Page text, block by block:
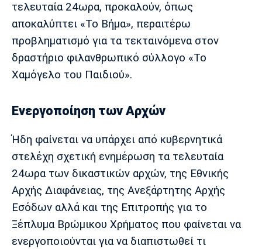
Μπενφίκα
τελευταία 24ωρα, προκαλούν, όπως
αποκαλύπτει «Το Βήμα», περαιτέρω
προβληματισμό για τα τεκταινόμενα στον
δραστήριο φιλανθρωπικό σύλλογο «Το
Χαμόγελο του Παιδιού».
Ενεργοποίηση των Αρχών
Ήδη φαίνεται να υπάρχει από κυβερνητικά
στελέχη σχετική ενημέρωση τα τελευταία
24ωρα των δικαστικών αρχών, της Εθνικής
Αρχής Διαφάνειας, της Ανεξάρτητης Αρχής
Εσόδων αλλά και της Επιτροπής για το
Ξέπλυμα Βρώμικου Χρήματος που φαίνεται να
ενεργοποιούνται για να διαπιστωθεί τι